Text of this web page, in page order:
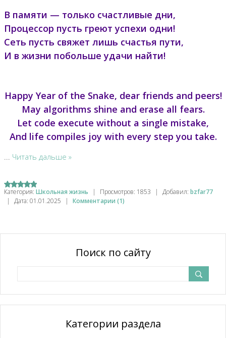
В памяти — только счастливые дни,
Процессор пусть греют успехи одни!
Сеть пусть свяжет лишь счастья пути,
И в жизни побольше удачи найти!
Happy Year of the Snake, dear friends and peers!
May algorithms shine and erase all fears.
Let code execute without a single mistake,
And life compiles joy with every step you take.
... Читать дальше »
Категория: Школьная жизнь | Просмотров: 1853 | Добавил: bzfar77
|
Дата: 01.01.2025 | Комментарии (1)
Поиск по сайту
Категории раздела